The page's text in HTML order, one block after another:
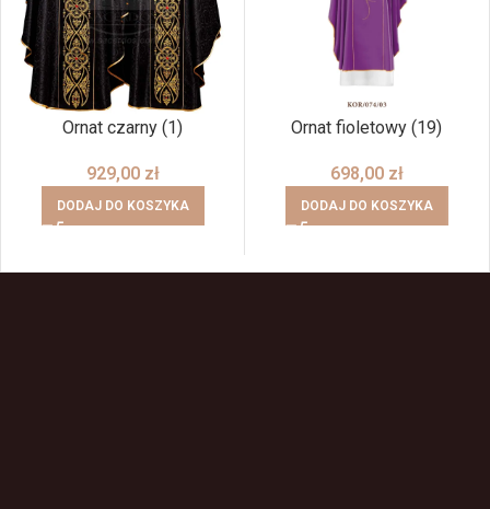
Ornat czarny (1)
929,00 zł
DODAJ DO KOSZYKA
Ornat fioletowy (19)
698,00 zł
DODAJ DO KOSZYKA